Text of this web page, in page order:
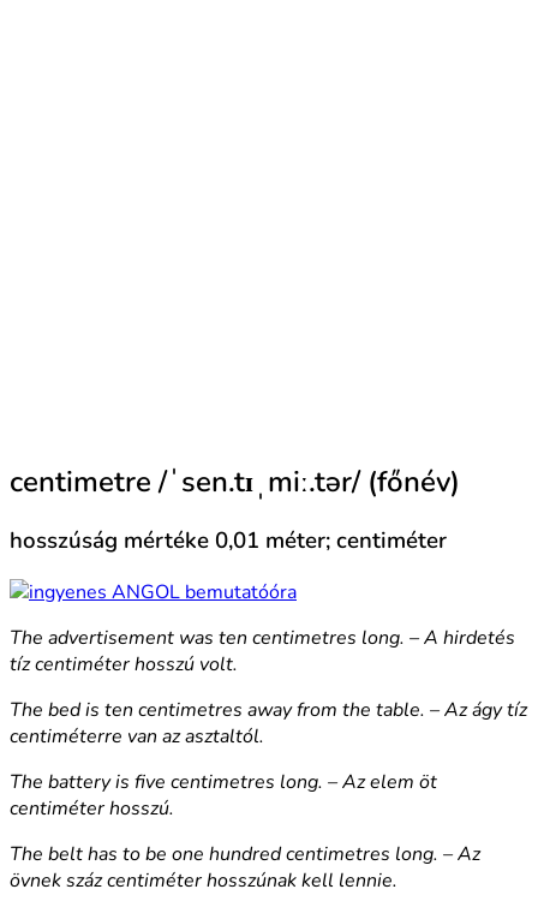
centimetre /ˈsen.tɪˌmiː.tər/ (főnév)
hosszúság mértéke 0,01 méter; centiméter
The advertisement was ten centimetres long. – A hirdetés
tíz centiméter hosszú volt.
The bed is ten centimetres away from the table. – Az ágy tíz
centiméterre van az asztaltól.
The battery is five centimetres long. – Az elem öt
centiméter hosszú.
The belt has to be one hundred centimetres long. – Az
övnek száz centiméter hosszúnak kell lennie.